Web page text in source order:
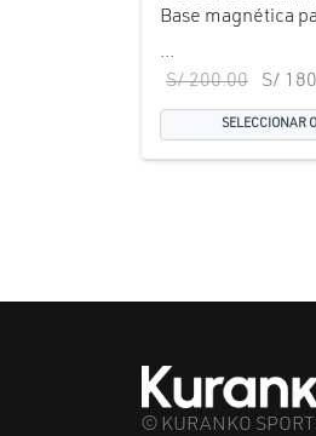
Base magnética
...
S/200.00
El
era:
S/
SELECCIONAR
© KURANKO